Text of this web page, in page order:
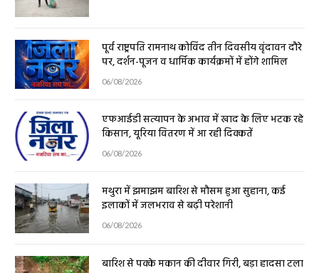
पूर्व राष्ट्रपति रामनाथ कोविंद तीन दिवसीय वृंदावन दौरे
पर, दर्शन-पूजन व धार्मिक कार्यक्रमों में होंगे शामिल
06/08/2026
एफआईडी सत्यापन के अभाव में खाद के लिए भटक रहे
किसान, यूरिया वितरण में आ रही दिक्कतें
06/08/2026
मथुरा में झमाझम बारिश से मौसम हुआ सुहाना, कई
इलाकों में जलभराव से बढ़ी परेशानी
06/08/2026
बारिश से पक्के मकान की दीवार गिरी, बड़ा हादसा टला